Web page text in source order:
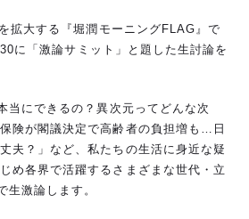
拡大する『堀潤モーニングFLAG』で
に「激論サミット」と題した生討論を
当にできるの？異次元ってどんな次
険が閣議決定で高齢者の負担増も…日
夫？」など、私たちの生活に身近な疑
め各界で活躍するさまざまな世代・立
生激論します。